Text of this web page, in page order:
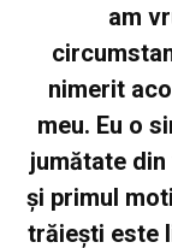
am
nimerit
meu. Eu o
jumătate
și primul
trăiești este